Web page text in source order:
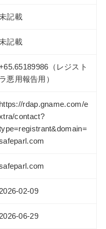
記載
記載
（レジスト
ラ悪用報告用）
https://rdap.gname.com/e
contact?
2026-02-09
2026-06-29